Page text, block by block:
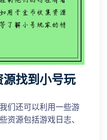
找到小号玩
们还可以利用一些游
资源包括游戏日志、